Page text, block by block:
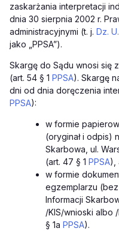
zaskarżania interpretacji
dnia 30 sierpnia 2002 r.
administracyjnymi (t. j. Dz.
jako „PPSA”).
Skargę do Sądu wnosi się
(art. 54 § 1 PPSA). Skargę
dni od dnia doręczenia
PPSA):
w formie
(oryginał i odpis)
Skarbowa, ul.
(art. 47 § 1 PPSA),
w formie
egzemplarzu
Informacji
/KIS/wnioski albo
§ 1a PPSA).